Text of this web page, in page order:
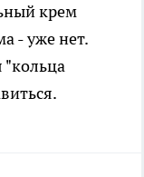
крем
- уже нет.
"кольца